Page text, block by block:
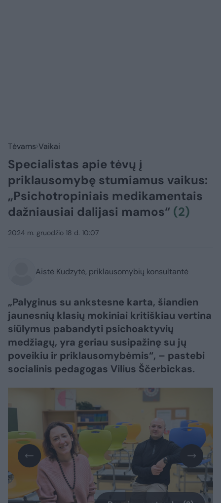
Tėvams Vaikai
Specialistas apie tėvų į
priklausomybę stumiamus vaikus:
„Psichotropiniais medikamentais
dažniausiai dalijasi mamos“ (2)
2024 m. gruodžio 18 d. 10:07
Aistė Kudzytė, priklausomybių konsultantė
„Palyginus su ankstesne karta, šiandien
jaunesnių klasių mokiniai kritiškiau vertina
siūlymus pabandyti psichoaktyvių
medžiagų, yra geriau susipažinę su jų
poveikiu ir priklausomybėmis“, – pastebi
socialinis pedagogas Vilius Ščerbickas.